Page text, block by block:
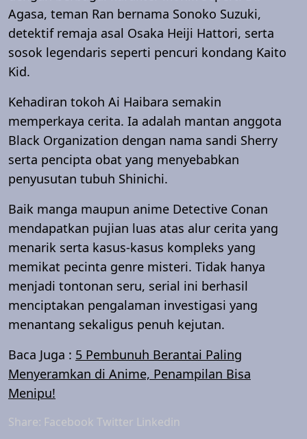
Agasa, teman Ran bernama Sonoko Suzuki,
detektif remaja asal Osaka Heiji Hattori, serta
sosok legendaris seperti pencuri kondang Kaito
Kid.
Kehadiran tokoh Ai Haibara semakin
memperkaya cerita. Ia adalah mantan anggota
Black Organization dengan nama sandi Sherry
serta pencipta obat yang menyebabkan
penyusutan tubuh Shinichi.
Baik manga maupun anime Detective Conan
mendapatkan pujian luas atas alur cerita yang
menarik serta kasus-kasus kompleks yang
memikat pecinta genre misteri. Tidak hanya
menjadi tontonan seru, serial ini berhasil
menciptakan pengalaman investigasi yang
menantang sekaligus penuh kejutan.
Baca Juga : 5 Pembunuh Berantai Paling
Menyeramkan di Anime, Penampilan Bisa
Menipu!
Share: Facebook Twitter Linkedin